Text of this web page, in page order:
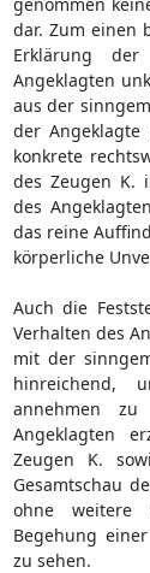
dar. Zum einen
Erklärung
Angeklagten
aus der
der
konkrete
des Zeugen K.
des
das reine
körperliche
Auch die
Verhalten des
mit der
hinreichend,
annehmen
Angeklagten
Zeugen K.
Gesamtschau
ohne weitere
Begehung
zu sehen.